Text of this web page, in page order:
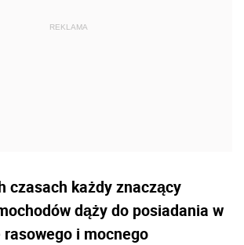
czasach każdy znaczący
dąży do posiadania w
i mocnego